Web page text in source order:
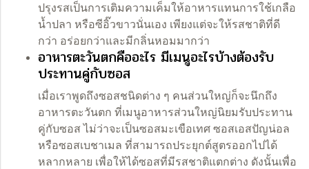
ปรุงรสเป็นการเติมความเค็มให้อาหารแทนการใช้เกลือ
น้ำปลา หรือซีอิ๊วขาวนั่นเอง เพียงแต่จะให้รสชาติที่ดี
กว่า อร่อยกว่าและมีกลิ่นหอมมากว่า
อาหารตะวันตกคืออะไร มีเมนูอะไรบ้างต้องรับ
ประทานคู่กับซอส
เมื่อเราพูดถึงซอสชนิดต่าง ๆ คนส่วนใหญ่ก็จะนึกถึง
อาหารตะวันตก ที่เมนูอาหารส่วนใหญ่นิยมรับประทาน
คู่กับซอส ไม่ว่าจะเป็นซอสมะเขือเทศ ซอสเอสปัญน่อล
หรือซอสเบชาเมล ที่สามารถประยุกต์สูตรออกไปได้
หลากหลาย เพื่อให้ได้ซอสที่มีรสชาติแตกต่าง ดังนั้นเพื่อ